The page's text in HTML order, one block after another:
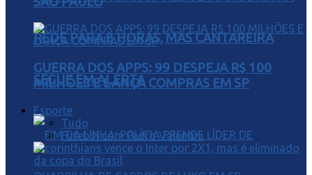
REDE PARA 8 HORAS, MAS CANTAREIRA
SEGUE EM ALERTA
GUERRA DOS APPS: 99 DESPEJA R$ 100
MILHÕES E LANÇA COMPRAS EM SP
Esporte
Tudo
Futebol com Pedro Valentini